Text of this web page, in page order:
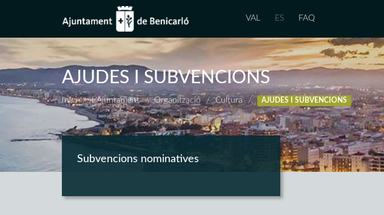
VAL ES FAQ
AJUDES I SUBVENCIONS
Inici L'Ajuntament Organització Cultura AJUDES I SUBVENCIONS
Subvencions nominatives